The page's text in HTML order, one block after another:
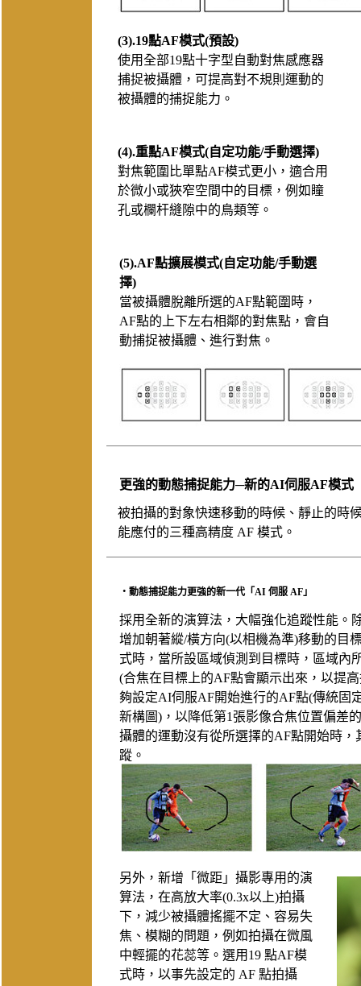
(3).19點AF模式(預設)
使用全部19點十字型自動對焦感應器
捕捉被攝體，可提高對不規則運動的
被攝體的捕捉能力。
(4).重點AF模式(自定功能/手動選擇)
對焦範圍比單點AF模式更小，適合用
於微小或狹窄空間中的目標，例如瞳
孔或欄杆縫隙中的鳥類等。
(5).AF點擴展模式(自定功能/手動選
擇)
當被攝體脫離所選的AF點範圍時，
AF點的上下左右相鄰的對焦點，會自
動捕捉被攝體、進行對焦。
更強的動態捕捉能力─新的AI伺服AF模式
被拍攝的對象快速移動的時候、靜止的時
能應付的三種高精度 AF 模式。
‧動態捕捉能力更強的新一代「AI 伺服 AF」
採用全新的演算法，大幅強化追蹤性能。
增加朝著縱/橫方向(以相機為準)移動的目
式時，當所設區域偵測到目標時，區域內
(合焦在目標上的AF點會顯示出來，以提
夠設定AI伺服AF開始進行的AF點(傳統固
新構圖)，以降低第1張影像合焦位置偏差
攝體的運動沒有從所選擇的AF點開始時
蹤。
另外，新增「微距」攝影專用的演
算法，在高放大率(0.3x以上)拍攝
下，減少被攝體搖擺不定、容易失
焦、模糊的問題，例如拍攝在微風
中輕擺的花蕊等。選用19 點AF模
式時，以事先設定的 AF 點拍攝